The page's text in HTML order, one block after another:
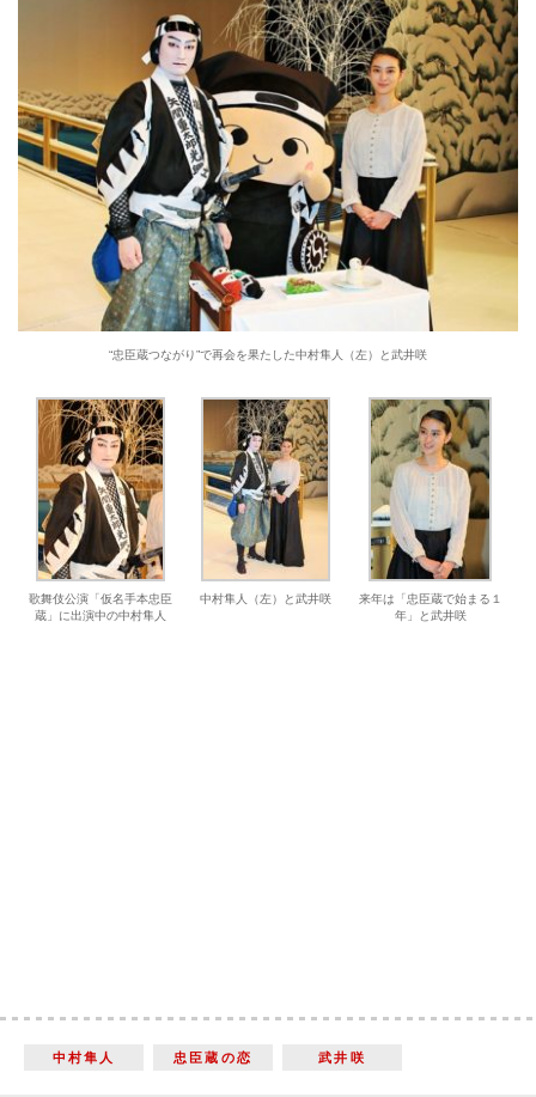
“忠臣蔵つながり”で再会を果たした中村隼人（左）と武井咲
歌舞伎公演「仮名手本忠臣
蔵」に出演中の中村隼人
中村隼人（左）と武井咲
来年は「忠臣蔵で始まる１
年」と武井咲
中村隼人 忠臣蔵の恋 武井咲